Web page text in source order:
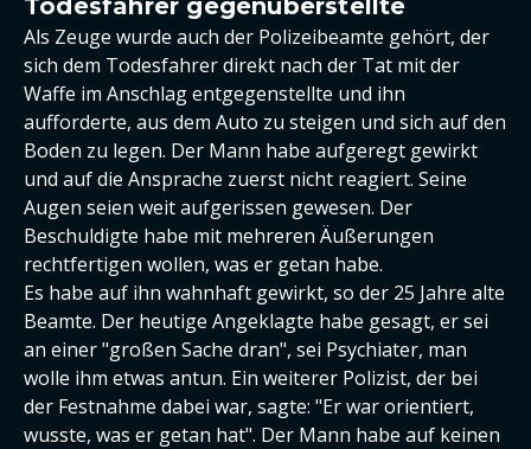
Todesfahrer gegenüberstellte
Als Zeuge wurde auch der Polizeibeamte gehört, der
sich dem Todesfahrer direkt nach der Tat mit der
Waffe im Anschlag entgegenstellte und ihn
aufforderte, aus dem Auto zu steigen und sich auf den
Boden zu legen. Der Mann habe aufgeregt gewirkt
und auf die Ansprache zuerst nicht reagiert. Seine
Augen seien weit aufgerissen gewesen. Der
Beschuldigte habe mit mehreren Äußerungen
rechtfertigen wollen, was er getan habe.
Es habe auf ihn wahnhaft gewirkt, so der 25 Jahre alte
Beamte. Der heutige Angeklagte habe gesagt, er sei
an einer "großen Sache dran", sei Psychiater, man
wolle ihm etwas antun. Ein weiterer Polizist, der bei
der Festnahme dabei war, sagte: "Er war orientiert,
wusste, was er getan hat". Der Mann habe auf keinen